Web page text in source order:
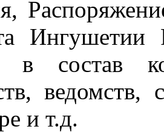
Ингушетии
в состав
ведомств,
и т.д.